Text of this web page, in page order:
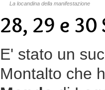
La locandina della manifestazione
28, 29 e
E' stato un
Montalto che